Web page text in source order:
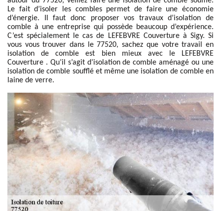
Le fait d’isoler les combles permet de faire une économie
d’énergie. Il faut donc proposer vos travaux d’isolation de
comble à une entreprise qui possède beaucoup d’expérience.
C’est spécialement le cas de LEFEBVRE Couverture à Sigy. Si
vous vous trouver dans le 77520, sachez que votre travail en
isolation de comble est bien mieux avec le LEFEBVRE
Couverture . Qu’il s’agit d’isolation de comble aménagé ou une
isolation de comble soufflé et même une isolation de comble en
laine de verre.